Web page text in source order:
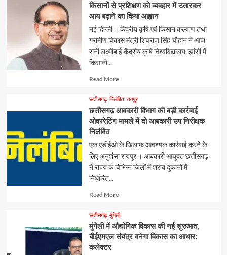
किसानों से प्रशिक्षण को व्यवहार में उतारकर
आय बढ़ाने का किया आह्वान
नई दिल्ली । केंद्रीय कृषि एवं किसान कल्याण तथा
ग्रामीण विकास मंत्री शिवराज सिंह चौहान ने आज
रानी लक्ष्मीबाई केंद्रीय कृषि विश्वविद्यालय, झांसी में
किसानों...
Read MoreRead
about
छत्तीसगढ़ निलंबित रायपुर
छत्तीसगढ़ आबकारी विभाग की बड़ी कार्रवाई
ओवररेटिंग मामले में दो आबकारी उप निरीक्षक
निलंबित
एक एडीईओ के खिलाफ आवश्यक कार्रवाई करने के
लिए अनुशंसा रायपुर । आबकारी आयुक्त छत्तीसगढ़
ने राज्य के विभिन्न जिलों में शराब दुकानों में
निर्धारित...
Read MoreRead
about
छत्तीसगढ़ मुंगेली
मुंगेली में औद्योगिक विकास की नई शुरुआत,
बीईएमएल संयंत्र बनेगा विकास का आधार:
कलेक्टर